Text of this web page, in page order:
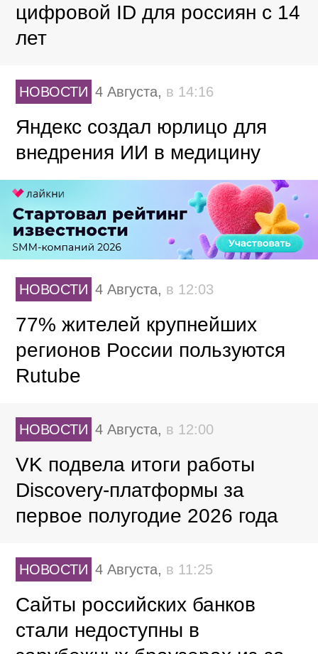
цифровой ID для россиян с 14
лет
НОВОСТИ 4 Августа, в 14:16
Яндекс создал юрлицо для
внедрения ИИ в медицину
НОВОСТИ 4 Августа, в 12:03
77% жителей крупнейших
регионов России пользуются
Rutube
НОВОСТИ 4 Августа, в 12:00
VK подвела итоги работы
Discovery-платформы за
первое полугодие 2026 года
НОВОСТИ 4 Августа, в 11:25
Сайты российских банков
стали недоступны в